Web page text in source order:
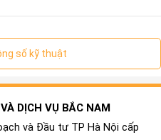
số kỹ thuật
DỊCH VỤ BẮC NAM
và Đầu tư TP Hà Nội cấp